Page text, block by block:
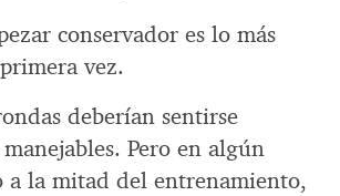
conservador es lo más
vez.
deberían sentirse
Pero en algún
a la mitad del entrenamiento,